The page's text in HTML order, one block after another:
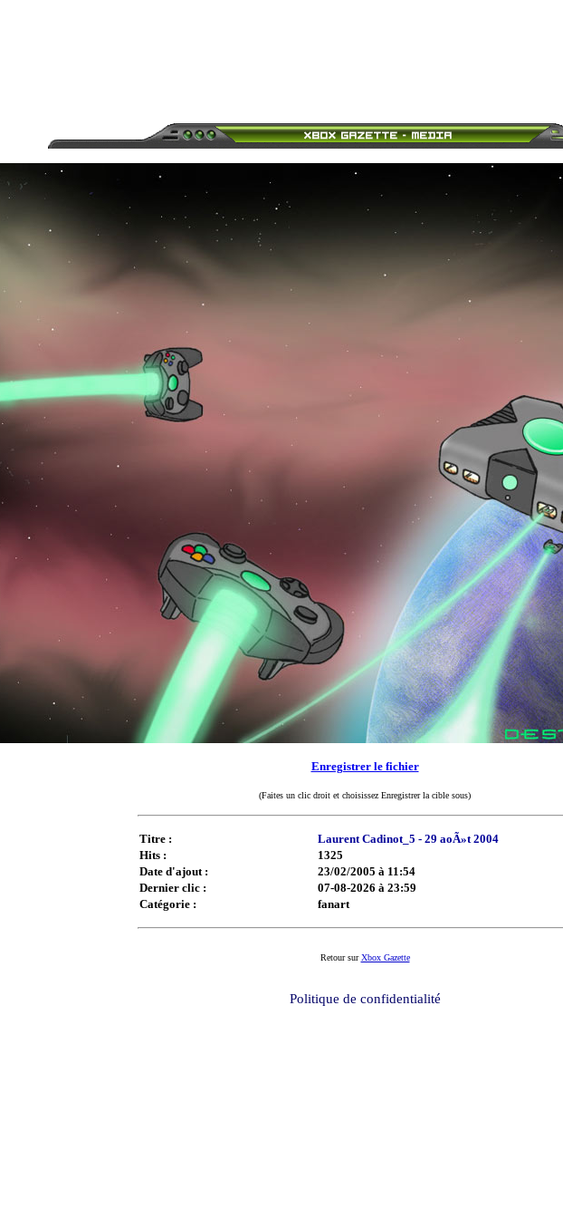
Enregistrer le fichier
(Faites un clic droit et choisissez Enregistrer la cible sous)
Titre :
Laurent Cadinot_5 - 29 aoÃ»t 2004
Hits :
1325
Date d'ajout :
23/02/2005 à 11:54
Dernier clic :
07-08-2026 à 23:59
Catégorie :
fanart
Retour surXbox Gazette
Politique de confidentialité